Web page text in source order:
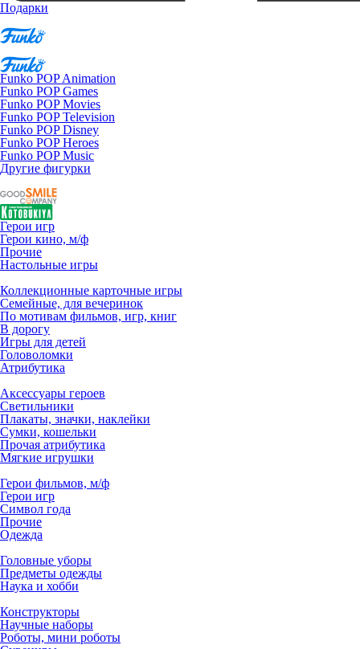
Подарки
Funko POP Animation
Funko POP Games
Funko POP Movies
Funko POP Television
Funko POP Disney
Funko POP Heroes
Funko POP Music
Другие фигурки
Герои игр
Герои кино, м/ф
Прочие
Настольные игры
Коллекционные карточные игры
Семейные, для вечеринок
По мотивам фильмов, игр, книг
В дорогу
Игры для детей
Головоломки
Атрибутика
Аксессуары героев
Светильники
Плакаты, значки, наклейки
Сумки, кошельки
Прочая атрибутика
Мягкие игрушки
Герои фильмов, м/ф
Герои игр
Символ года
Прочие
Одежда
Головные уборы
Предметы одежды
Наука и хобби
Конструкторы
Научные наборы
Роботы, мини роботы